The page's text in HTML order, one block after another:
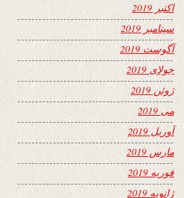
اکتبر 2019
سپتامبر 2019
آگوست 2019
جولای 2019
ژوئن 2019
می 2019
آوریل 2019
مارس 2019
فوریه 2019
ژانویه 2019